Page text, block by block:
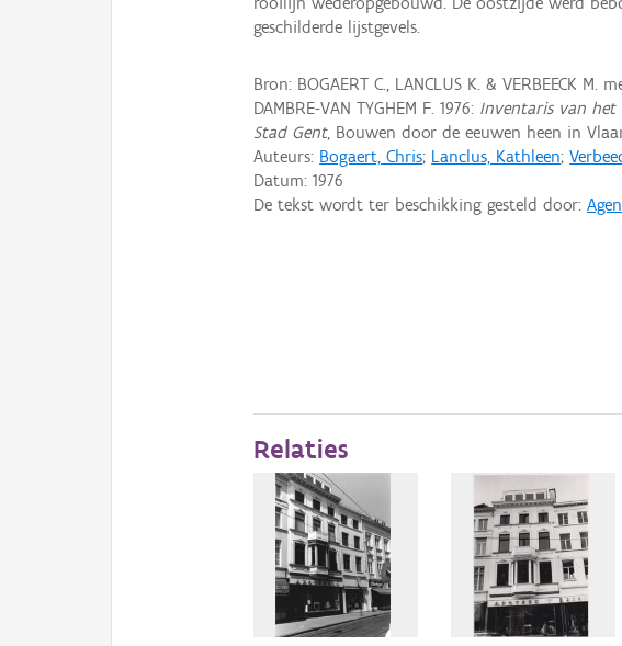
geschilderde lijstgevels.
Bron: BOGAERT C., LANCLUS K. & VERBEECK M.
DAMBRE-VAN TYGHEM F. 1976: Inventaris van het
Stad Gent, Bouwen door de eeuwen heen in
Auteurs: Bogaert, Chris; Lanclus, Kathleen;
Datum:1976
De tekst wordt ter beschikking gesteld door:
Relaties